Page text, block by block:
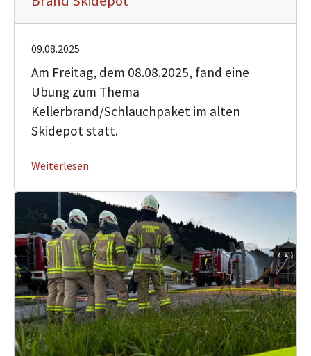
09.08.2025
Am Freitag, dem 08.08.2025, fand eine
Übung zum Thema
Kellerbrand/Schlauchpaket im alten
Skidepot statt.
Weiterlesen